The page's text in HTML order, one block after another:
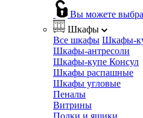
Вы можете
Шкафы
Все шкафы Шкафы-
Шкафы-антресоли
Шкафы-купе Консул
Шкафы распашные
Шкафы угловые
Пеналы
Витрины
Полки и ящики